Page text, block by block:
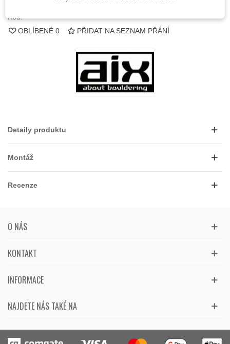
Kód:
OBLÍBENÉ 0 PŘIDAT NA SEZNAM PŘÁNÍ
Detaily produktu
Montáž
Recenze
O NÁS
KONTAKT
NAJDETE NÁS TAKÉ NA
INFORMACE